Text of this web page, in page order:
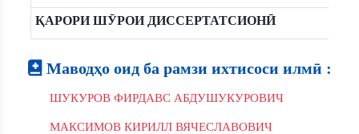
ҚАРОРИ ШӮРОИ ДИССЕРТАТСИОНӢ
Маводҳо оид ба рамзи ихтисоси илмӣ :
ШУКУРОВ ФИРДАВС АБДУШУКУРОВИЧ
МАКСИМОВ КИРИЛЛ ВЯЧЕСЛАВОВИЧ